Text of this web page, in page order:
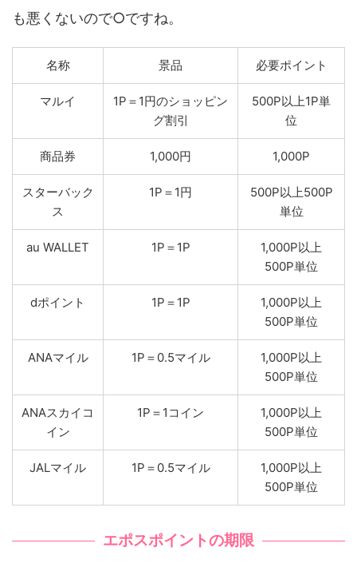
も悪くないので○ですね。
名称 景品 必要ポイント
マルイ
1P＝1円のショッピン
グ割引
500P以上1P単
位
商品券 1,000円 1,000P
スターバック
ス
1P＝1円
500P以上500P
単位
au WALLET 1P＝1P
1,000P以上
500P単位
dポイント 1P＝1P
1,000P以上
500P単位
ANAマイル 1P＝0.5マイル
1,000P以上
500P単位
ANAスカイコ
イン
1P＝1コイン
1,000P以上
500P単位
JALマイル 1P＝0.5マイル
1,000P以上
500P単位
エポスポイントの期限